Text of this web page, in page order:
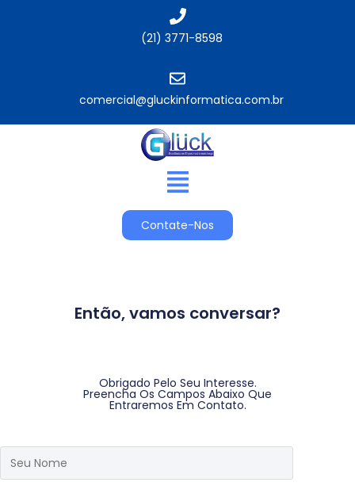
(21) 3771-8598
comercial@gluckinformatica.com.br​
Contate-Nos
Então, vamos conversar?
Obrigado Pelo Seu Interesse.
Preencha Os Campos Abaixo Que
Entraremos Em Contato.